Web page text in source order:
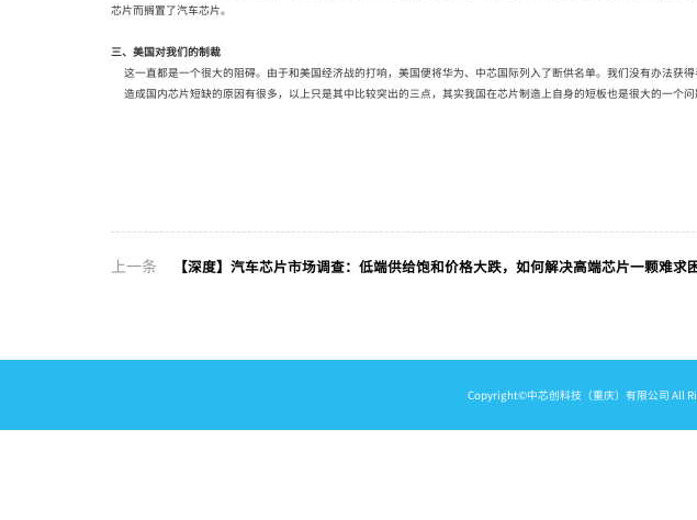
芯片而搁置了汽车芯片。
三、美国对我们的制裁
这一直都是一个很大的阻碍。由于和美国经济战的打响，美国便将华为、中芯国际列入了断供名单。我们没有办法获
造成国内芯片短缺的原因有很多，以上只是其中比较突出的三点，其实我国在芯片制造上自身的短板也是很大的一个
上一条 【深度】汽车芯片市场调查：低端供给饱和价格大跌，如何解决高端芯片一颗难求
Copyright©中芯创科技（重庆）有限公司 All